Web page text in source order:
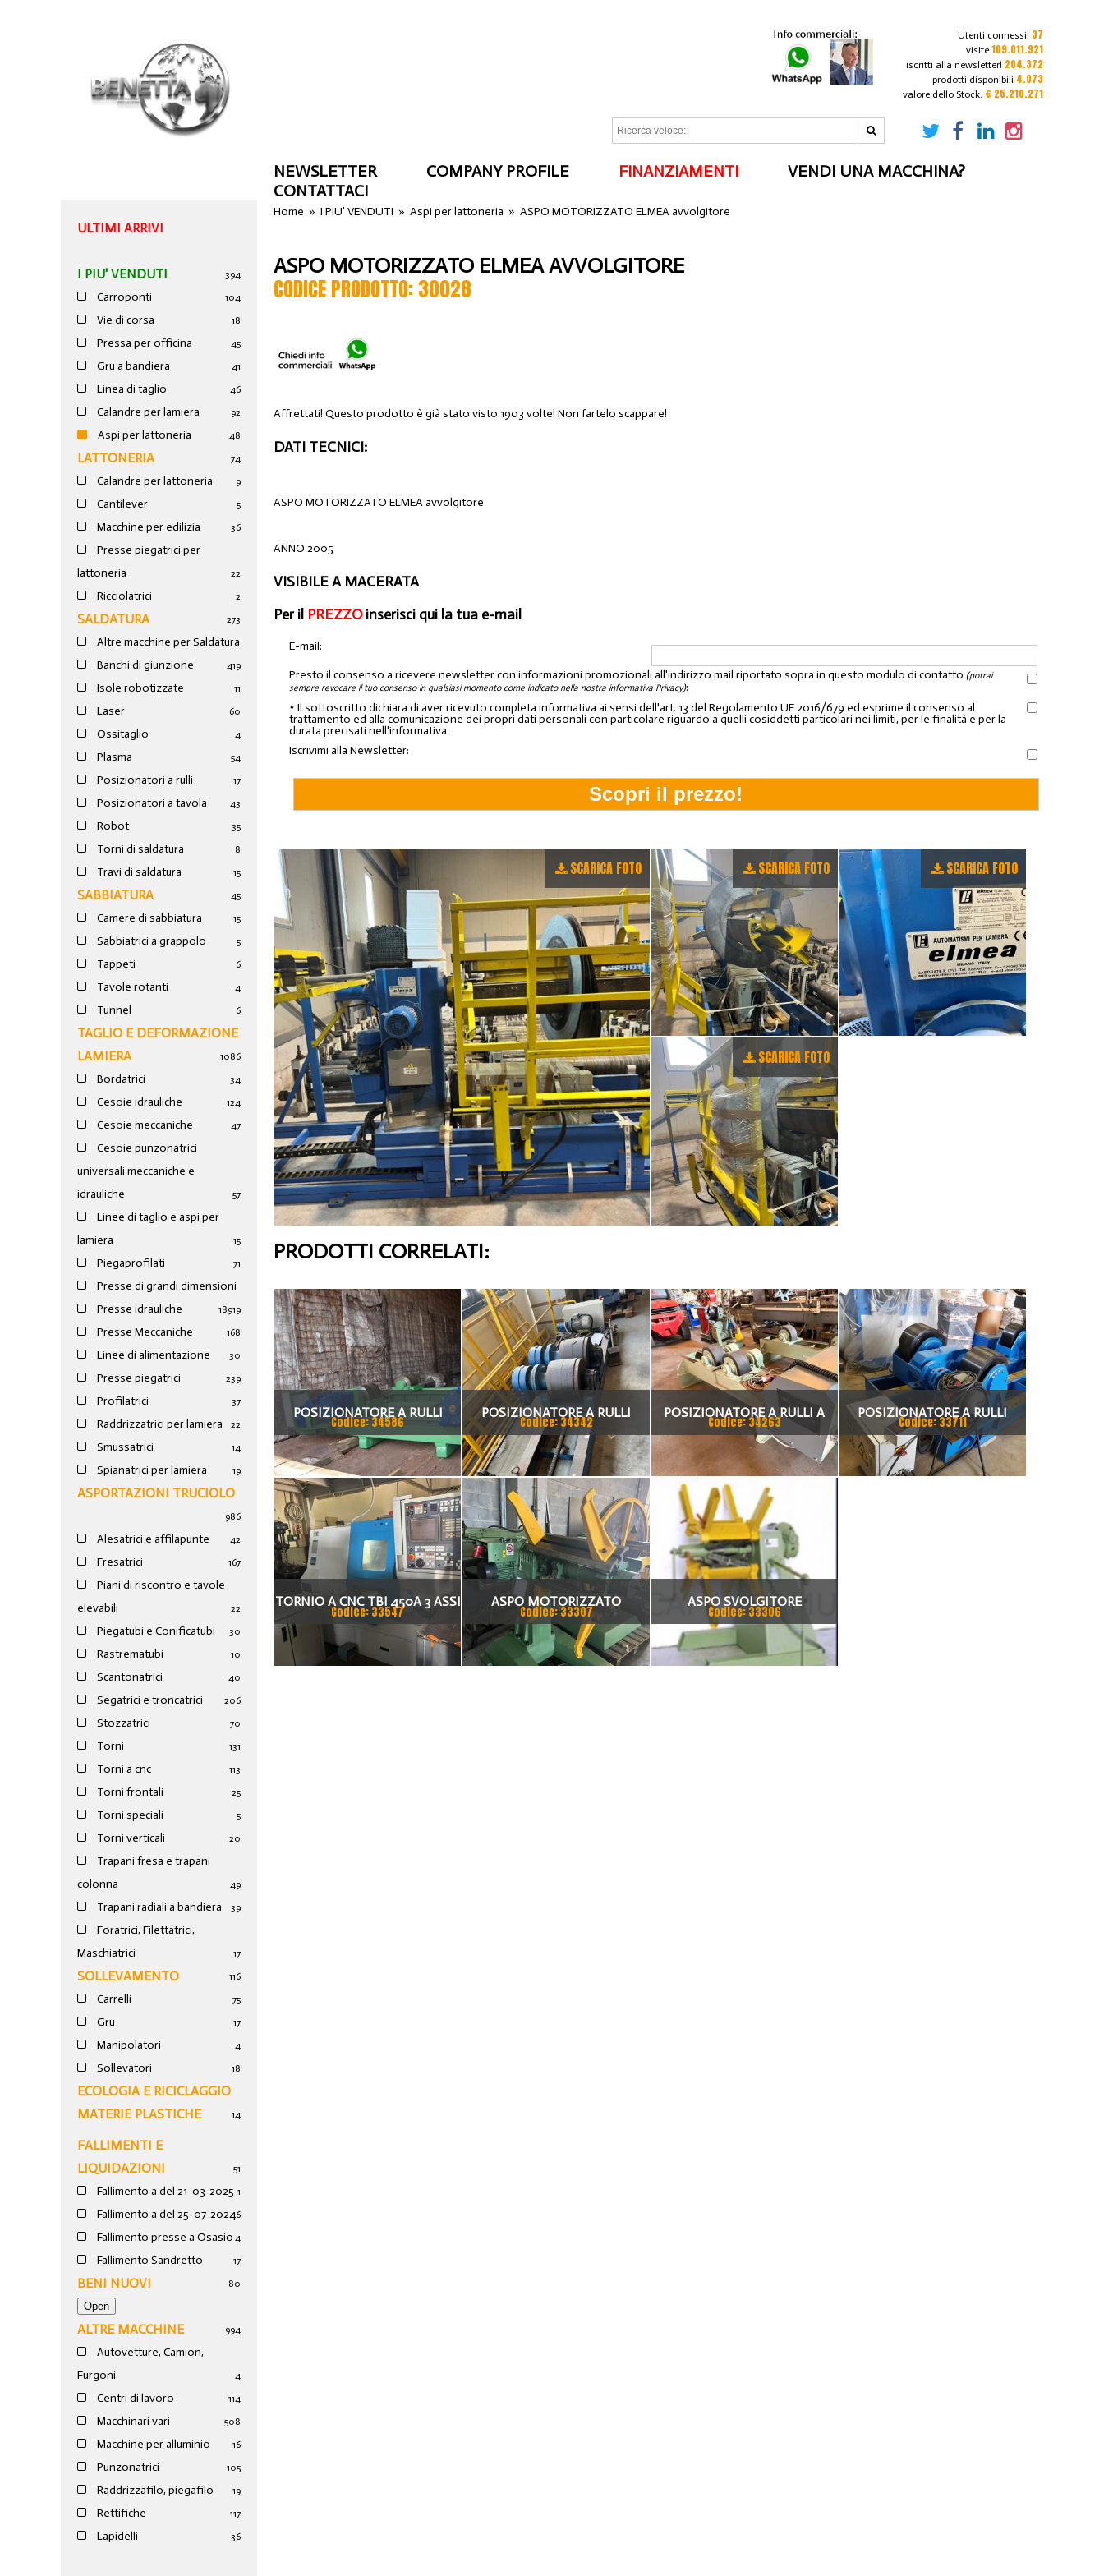
Utenti connessi: 37
visite 109.011.921
iscritti alla newsletter! 204.372
prodotti disponibili 4.073
valore dello Stock: € 25.210.271
NEWSLETTER COMPANY PROFILE FINANZIAMENTI
VENDI UNA MACCHINA?
CONTATTACI
ULTIMI ARRIVI
I PIU' VENDUTI 394
Carroponti 104
Vie di corsa 18
Pressa per officina 45
Gru a bandiera 41
Linea di taglio 46
Calandre per lamiera 92
Aspi per lattoneria 48
LATTONERIA 74
Calandre per lattoneria 9
Cantilever 5
Macchine per edilizia 36
Presse piegatrici per
lattoneria
22
Ricciolatrici 2
SALDATURA 273
Altre macchine per Saldatura
19
Banchi di giunzione 4
Isole robotizzate 11
Laser 60
Ossitaglio 4
Plasma 54
Posizionatori a rulli 17
Posizionatori a tavola 43
Robot 35
Torni di saldatura 8
Travi di saldatura 15
SABBIATURA 45
Camere di sabbiatura 15
Sabbiatrici a grappolo 5
Tappeti 6
Tavole rotanti 4
Tunnel 6
TAGLIO E DEFORMAZIONE
LAMIERA
1086
Bordatrici 34
Cesoie idrauliche 124
Cesoie meccaniche 47
Cesoie punzonatrici
universali meccaniche e
idrauliche
57
Linee di taglio e aspi per
lamiera
15
Piegaprofilati 71
Presse di grandi dimensioni
19
Presse idrauliche 189
Presse Meccaniche 168
Linee di alimentazione 30
Presse piegatrici 239
Profilatrici 37
Raddrizzatrici per lamiera 22
Smussatrici 14
Spianatrici per lamiera 19
ASPORTAZIONI TRUCIOLO
986
Alesatrici e affilapunte 42
Fresatrici 167
Piani di riscontro e tavole
elevabili
22
Piegatubi e Conificatubi 30
Rastrematubi 10
Scantonatrici 40
Segatrici e troncatrici 206
Stozzatrici 70
Torni 131
Torni a cnc 113
Torni frontali 25
Torni speciali 5
Torni verticali 20
Trapani fresa e trapani
colonna
49
Trapani radiali a bandiera 39
Foratrici, Filettatrici,
Maschiatrici
17
SOLLEVAMENTO 116
Carrelli 75
Gru 17
Manipolatori 4
Sollevatori 18
ECOLOGIA E RICICLAGGIO
MATERIE PLASTICHE
14
FALLIMENTI E
LIQUIDAZIONI
51
Fallimento a del 21-03-2025 1
Fallimento a del 25-07-20246
Fallimento presse a Osasio 4
Fallimento Sandretto 17
BENI NUOVI 80
ALTRE MACCHINE 994
Autovetture, Camion,
Furgoni
4
Centri di lavoro 114
Macchinari vari 508
Macchine per alluminio 16
Punzonatrici 105
Raddrizzafilo, piegafilo 19
Rettifiche 117
Lapidelli 36
Home »I PIU' VENDUTI »Aspi per lattoneria »ASPO MOTORIZZATO ELMEA avvolgitore
ASPO MOTORIZZATO ELMEA AVVOLGITORE
CODICE PRODOTTO: 30028
Affrettati! Questo prodotto è già stato visto 1903 volte! Non fartelo scappare!
DATI TECNICI:
ASPO MOTORIZZATO ELMEA avvolgitore
ANNO 2005
VISIBILE A MACERATA
Per il PREZZOinserisci qui la tua e-mail
E-mail:
Presto il consenso a ricevere newsletter con informazioni promozionali all'indirizzo mail riportato sopra in questo modulo di contatto (potrai
sempre revocare il tuo consenso in qualsiasi momento come indicato nella nostra informativa Privacy):
* Il sottoscritto dichiara di aver ricevuto completa informativa ai sensi dell'art. 13 del Regolamento UE 2016/679 ed esprime il consenso al
trattamento ed alla comunicazione dei propri dati personali con particolare riguardo a quelli cosiddetti particolari nei limiti, per le finalità e per la
durata precisati nell'informativa.
Iscrivimi alla Newsletter:
SCARICA FOTO SCARICA FOTO SCARICA FOTO
SCARICA FOTO
PRODOTTI CORRELATI:
POSIZIONATORE A RULLI
FOLLE E MOTORIZZATO 200
TON
Codice: 34586
POSIZIONATORE A RULLI
FORME E MOTORIZZATO 30
TON
Codice: 34342
POSIZIONATORE A RULLI A
FOLLE MOTORIZZATO SIMAC
Codice: 34263
POSIZIONATORE A RULLI
MOTORIZZATO 60 TON
Codice: 33711
TORNIO A CNC TBI 450A 3 ASSI
MOTORIZZATO
Codice: 33547
ASPO MOTORIZZATO
SERVOPRESSE 10Q.LI
MOTORIZZATO
Codice: 33307
ASPO SVOLGITORE
MOTORIZZATO CAMU – SERIE
L –
Codice: 33306